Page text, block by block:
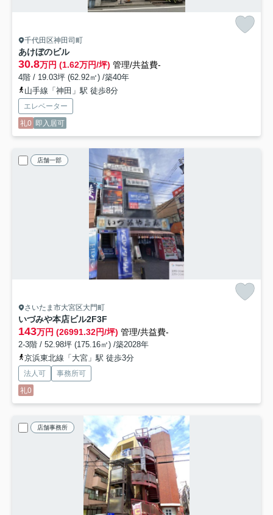
千代田区神田司町
あけぼのビル
30.8万円 (1.62万円/坪) 管理/共益費-
4階 / 19.03坪 (62.92㎡) /築40年
山手線「神田」駅 徒歩8分
エレベーター
礼0 即入居可
店舗一部
さいたま市大宮区大門町
いづみや本店ビル2F3F
143万円 (26991.32円/坪) 管理/共益費-
2-3階 / 52.98坪 (175.16㎡) /築2028年
京浜東北線「大宮」駅 徒歩3分
法人可
事務所可
礼0
店舗事務所